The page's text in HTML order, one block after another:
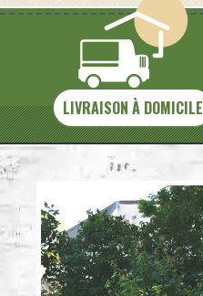
LIVRAISON À DOMICILE